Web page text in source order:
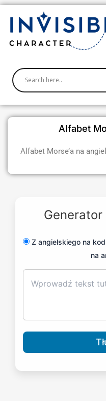
Przejdź
treści
Alfabet
Alfabet Morse’a na
Generator
Z angielskiego na
na